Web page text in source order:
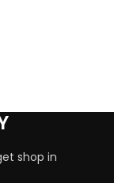
shop in